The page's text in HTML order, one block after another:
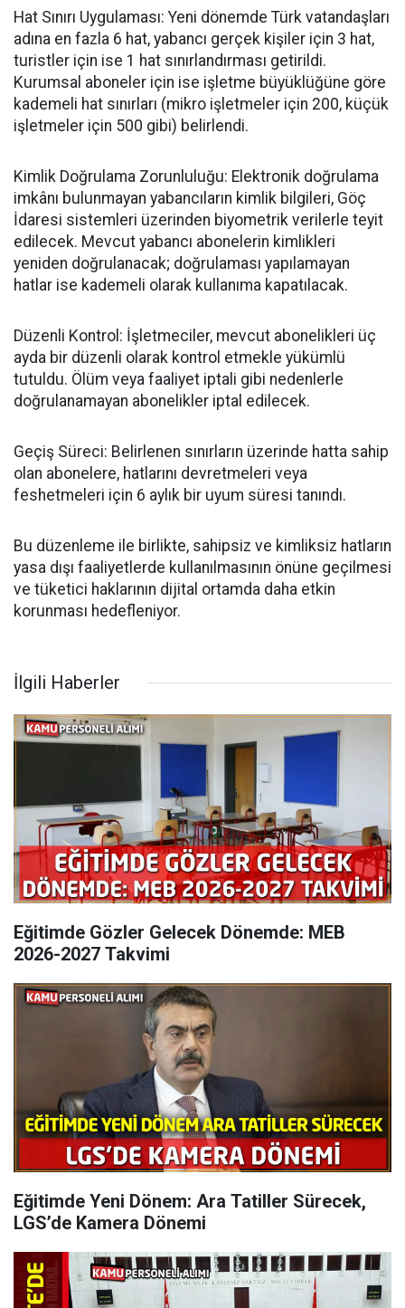
Hat Sınırı Uygulaması: Yeni dönemde Türk vatandaşları
adına en fazla 6 hat, yabancı gerçek kişiler için 3 hat,
turistler için ise 1 hat sınırlandırması getirildi.
Kurumsal aboneler için ise işletme büyüklüğüne göre
kademeli hat sınırları (mikro işletmeler için 200, küçük
işletmeler için 500 gibi) belirlendi.
Kimlik Doğrulama Zorunluluğu: Elektronik doğrulama
imkânı bulunmayan yabancıların kimlik bilgileri, Göç
İdaresi sistemleri üzerinden biyometrik verilerle teyit
edilecek. Mevcut yabancı abonelerin kimlikleri
yeniden doğrulanacak; doğrulaması yapılamayan
hatlar ise kademeli olarak kullanıma kapatılacak.
Düzenli Kontrol: İşletmeciler, mevcut abonelikleri üç
ayda bir düzenli olarak kontrol etmekle yükümlü
tutuldu. Ölüm veya faaliyet iptali gibi nedenlerle
doğrulanamayan abonelikler iptal edilecek.
Geçiş Süreci: Belirlenen sınırların üzerinde hatta sahip
olan abonelere, hatlarını devretmeleri veya
feshetmeleri için 6 aylık bir uyum süresi tanındı.
Bu düzenleme ile birlikte, sahipsiz ve kimliksiz hatların
yasa dışı faaliyetlerde kullanılmasının önüne geçilmesi
ve tüketici haklarının dijital ortamda daha etkin
korunması hedefleniyor.
İlgili Haberler
Eğitimde Gözler Gelecek Dönemde: MEB
2026-2027 Takvimi
Eğitimde Yeni Dönem: Ara Tatiller Sürecek,
LGS’de Kamera Dönemi